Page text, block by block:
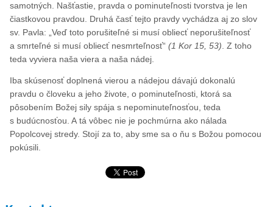
samotných. Našťastie, pravda o pominuteľnosti tvorstva je len
čiastkovou pravdou. Druhá časť tejto pravdy vychádza aj zo slov
sv. Pavla: „Veď toto porušiteľné si musí obliecť neporušiteľnosť
a smrteľné si musí obliecť nesmrteľnosť“(1 Kor 15, 53). Z toho
teda vyviera naša viera a naša nádej.
Iba skúsenosť doplnená vierou a nádejou dávajú dokonalú
pravdu o človeku a jeho živote, o pominuteľnosti, ktorá sa
pôsobením Božej sily spája s nepominuteľnosťou, teda
s budúcnosťou. A tá vôbec nie je pochmúrna ako nálada
Popolcovej stredy. Stojí za to, aby sme sa o ňu s Božou pomocou
pokúsili.